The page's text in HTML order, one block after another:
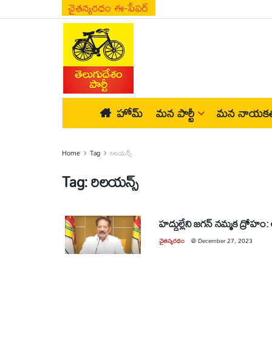
చైతన్యరధం ఈ-పేపర్
హోమ్ మన పార్టీ మన
Home Tag రిలయన్స్‌
Tag:రిలయన్స్‌
హద్దుల్లేని జగన్‌ నమ్మక
చైతన్యరధం @December 27, 2023